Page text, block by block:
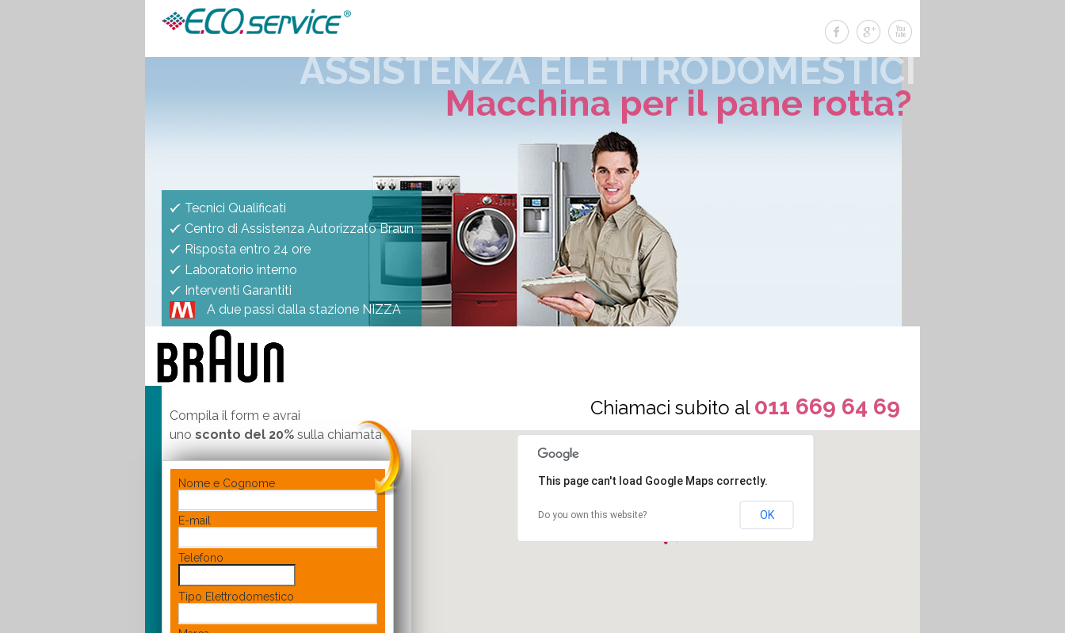
Tecnici Qualificati
Centro di Assistenza Autorizzato Braun
Risposta entro 24 ore
Laboratorio interno
Interventi Garantiti
A due passi dalla stazione NIZZA
Chiamaci subito al 011 669 64 69
ASSISTENZA ELETTRODOMESTICI
Macchina per il pane rotta?
This page can't load Google Maps correctly.
Do you own this website? OK
Compila il form e avrai
uno sconto del 20% sulla chiamata
Nome e Cognome
E-mail
Telefono
Tipo Elettrodomestico